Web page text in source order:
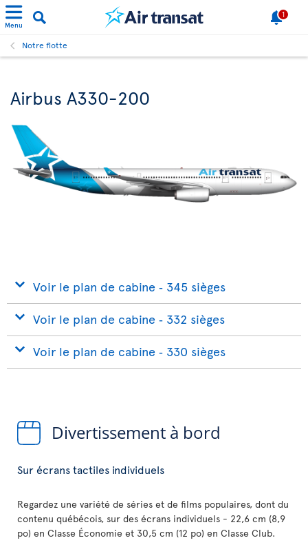
Menu
1
Notre flotte
Airbus A330-200
Voir le plan de cabine ‐ 345 sièges
Voir le plan de cabine ‐ 332 sièges
Voir le plan de cabine ‐ 330 sièges
Divertissement à bord
Sur écrans tactiles individuels
Regardez une variété de séries et de films populaires, dont du
contenu québécois, sur des écrans individuels - 22,6 cm (8,9
po) en Classe Économie et 30,5 cm (12 po) en Classe Club.